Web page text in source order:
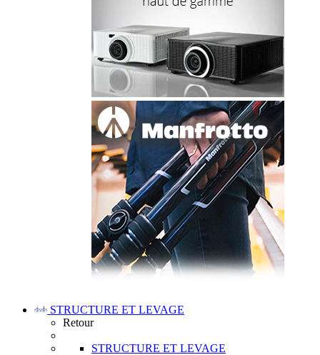
STRUCTURE ET LEVAGE
Retour
STRUCTURE ET LEVAGE